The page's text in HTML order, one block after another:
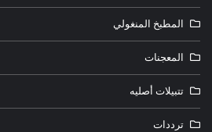
المطبخ المنغولي
المعجنات
تتبيلات أصليه
ترددات